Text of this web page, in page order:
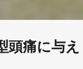
頭痛に与え